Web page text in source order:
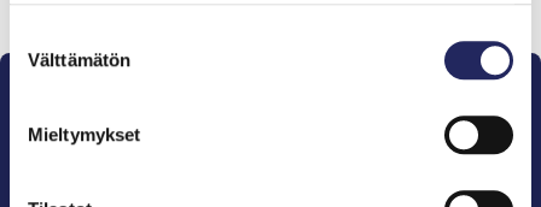
valinta
Välttämätön
Mieltymykset